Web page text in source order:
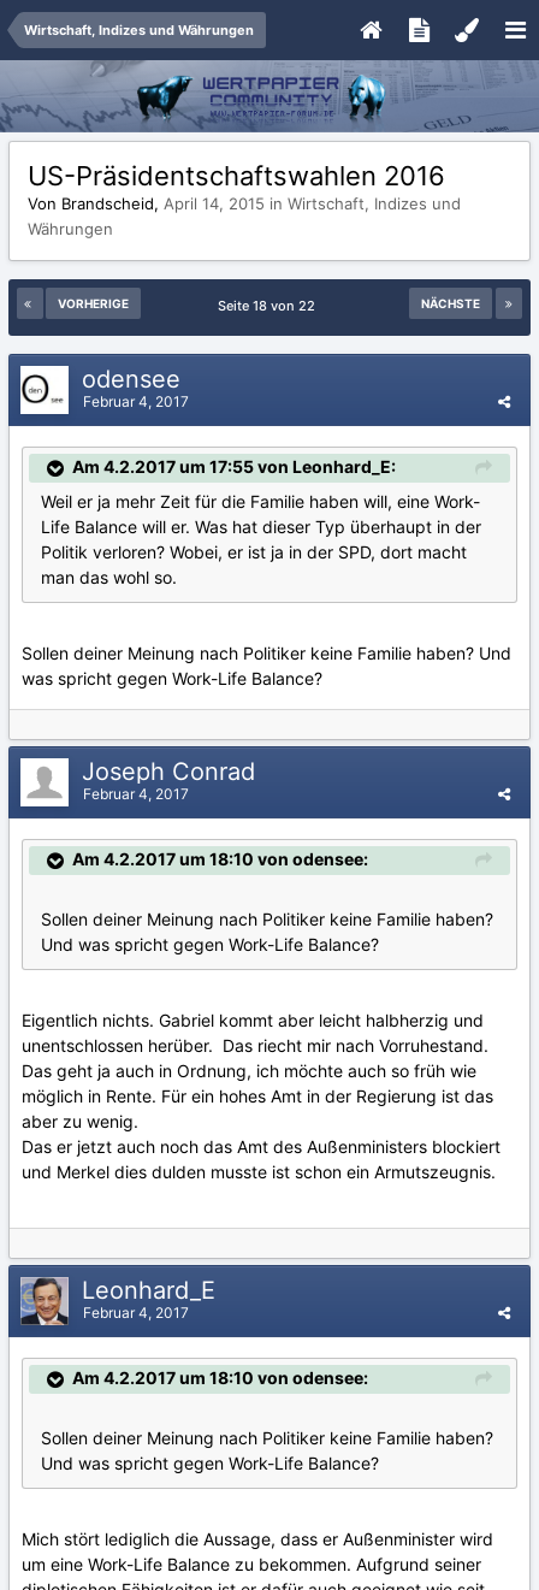
Wirtschaft, Indizes und Währungen
US-Präsidentschaftswahlen 2016
Von Brandscheid, April 14, 2015 in Wirtschaft, Indizes und
Währungen
VORHERIGE NÄCHSTE
Seite 18 von 22
odensee
Februar 4, 2017
Am 4.2.2017 um 17:55 von Leonhard_E:
Weil er ja mehr Zeit für die Familie haben will, eine Work-
Life Balance will er. Was hat dieser Typ überhaupt in der
Politik verloren? Wobei, er ist ja in der SPD, dort macht
man das wohl so.
Sollen deiner Meinung nach Politiker keine Familie haben? Und
was spricht gegen Work-Life Balance?
Joseph Conrad
Februar 4, 2017
Am 4.2.2017 um 18:10 von odensee:
Sollen deiner Meinung nach Politiker keine Familie haben?
Und was spricht gegen Work-Life Balance?
Eigentlich nichts. Gabriel kommt aber leicht halbherzig und
unentschlossen herüber. Das riecht mir nach Vorruhestand.
Das geht ja auch in Ordnung, ich möchte auch so früh wie
möglich in Rente. Für ein hohes Amt in der Regierung ist das
aber zu wenig.
Das er jetzt auch noch das Amt des Außenministers blockiert
und Merkel dies dulden musste ist schon ein Armutszeugnis.
Leonhard_E
Februar 4, 2017
Am 4.2.2017 um 18:10 von odensee:
Sollen deiner Meinung nach Politiker keine Familie haben?
Und was spricht gegen Work-Life Balance?
Mich stört lediglich die Aussage, dass er Außenminister wird
um eine Work-Life Balance zu bekommen. Aufgrund seiner